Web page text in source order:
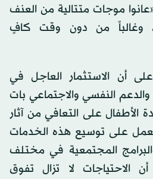
موجات متتالية من العنف
وغالباً من دون وقت كافٍ
أن الاستثمار العاجل في
النفسي والاجتماعي بات
الأطفال على التعافي من آثار
تعمل على توسيع هذه الخدمات
المجتمعية في مختلف
أن الاحتياجات لا تزال تفوق